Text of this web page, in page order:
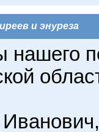
и энуреза